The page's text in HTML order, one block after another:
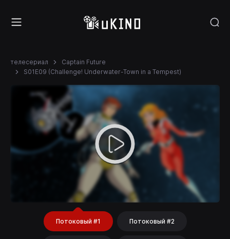
телесериал
Captain Future
S01E09 (Challenge! Underwater-Town in a Tempest)
Потоковый #1 Потоковый #2